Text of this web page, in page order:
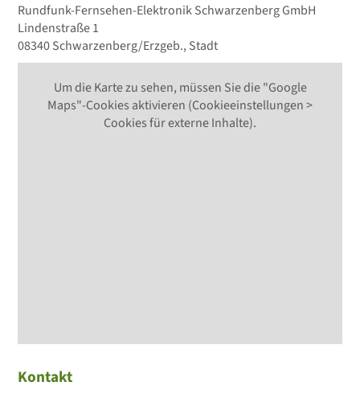
Rundfunk-Fernsehen-Elektronik Schwarzenberg GmbH
Lindenstraße 1
08340 Schwarzenberg/Erzgeb., Stadt
Um die Karte zu sehen, müssen Sie die "Google
Maps"-Cookies aktivieren (Cookieeinstellungen >
Cookies für externe Inhalte).
Kontakt